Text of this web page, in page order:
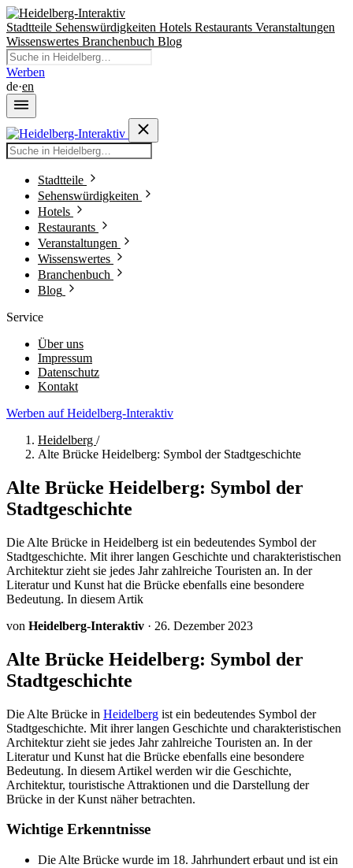
Stadtteile Sehenswürdigkeiten Hotels Restaurants Veranstaltungen
Wissenswertes Branchenbuch Blog
Werben
de·en
Stadtteile
Sehenswürdigkeiten
Hotels
Restaurants
Veranstaltungen
Wissenswertes
Branchenbuch
Blog
Service
Über uns
Impressum
Datenschutz
Kontakt
Werben auf Heidelberg-Interaktiv
Heidelberg /
Alte Brücke Heidelberg: Symbol der Stadtgeschichte
Alte Brücke Heidelberg: Symbol der
Stadtgeschichte
Die Alte Brücke in Heidelberg ist ein bedeutendes Symbol der
Stadtgeschichte. Mit ihrer langen Geschichte und charakteristischen
Architektur zieht sie jedes Jahr zahlreiche Touristen an. In der
Literatur und Kunst hat die Brücke ebenfalls eine besondere
Bedeutung. In diesem Artik
von Heidelberg-Interaktiv · 26. Dezember 2023
Alte Brücke Heidelberg: Symbol der
Stadtgeschichte
Die Alte Brücke in Heidelberg ist ein bedeutendes Symbol der
Stadtgeschichte. Mit ihrer langen Geschichte und charakteristischen
Architektur zieht sie jedes Jahr zahlreiche Touristen an. In der
Literatur und Kunst hat die Brücke ebenfalls eine besondere
Bedeutung. In diesem Artikel werden wir die Geschichte,
Architektur, touristische Attraktionen und die Darstellung der
Brücke in der Kunst näher betrachten.
Wichtige Erkenntnisse
Die Alte Brücke wurde im 18. Jahrhundert erbaut und ist ein